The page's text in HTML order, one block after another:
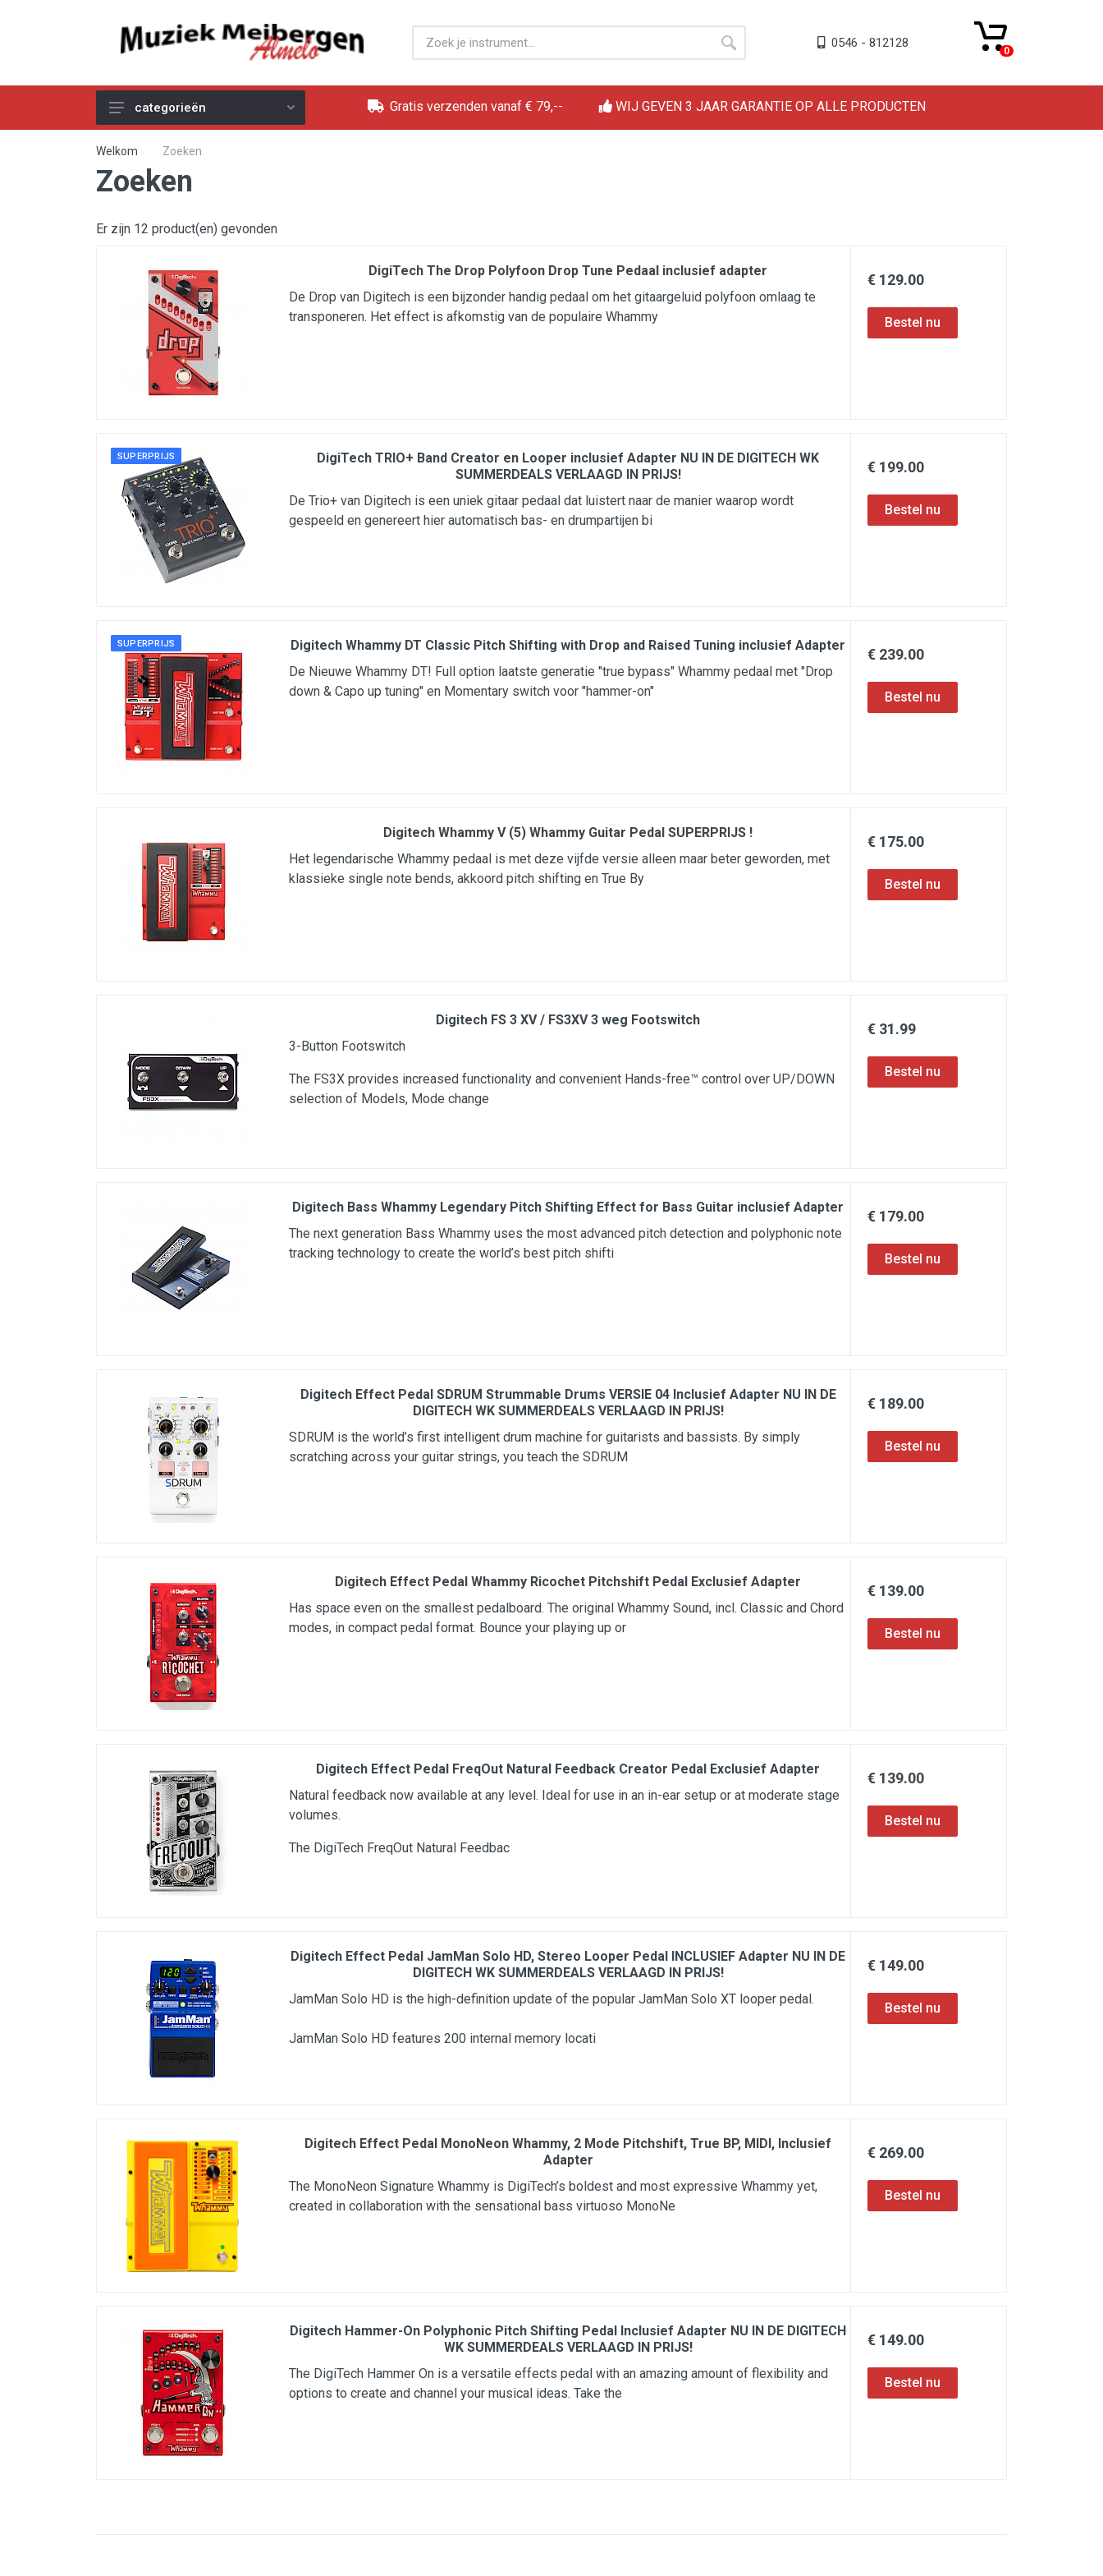
0546 - 812128
0
Akoestische Gitaren
Elektrische & Basgitaren
Gitaareffecten
Pro Audio
Snaren
Microfoons
DJ gear
Blaasinstrumenten
Algemeen & Overig
OPRUIMING VOT MET DEN
PRÖTTEL
categorieën Gratis verzenden vanaf € 79,-- WIJ GEVEN 3 JAAR GARANTIE OP ALLE PRODUCTEN
Welkom Zoeken
Zoeken
Er zijn 12 product(en) gevonden
DigiTech The Drop Polyfoon Drop Tune Pedaal inclusief adapter
De Drop van Digitech is een bijzonder handig pedaal om het gitaargeluid polyfoon omlaag te
transponeren. Het effect is afkomstig van de populaire Whammy
€ 129.00
SUPERPRIJS
DigiTech TRIO+ Band Creator en Looper inclusief Adapter NU IN DE DIGITECH WK
SUMMERDEALS VERLAAGD IN PRIJS!
De Trio+ van Digitech is een uniek gitaar pedaal dat luistert naar de manier waarop wordt
gespeeld en genereert hier automatisch bas- en drumpartijen bi
€ 199.00
SUPERPRIJS
Digitech Whammy DT Classic Pitch Shifting with Drop and Raised Tuning inclusief Adapter
De Nieuwe Whammy DT! Full option laatste generatie "true bypass" Whammy pedaal met "Drop
down & Capo up tuning" en Momentary switch voor "hammer-on"
€ 239.00
Digitech Whammy V (5) Whammy Guitar Pedal SUPERPRIJS !
Het legendarische Whammy pedaal is met deze vijfde versie alleen maar beter geworden, met
klassieke single note bends, akkoord pitch shifting en True By
€ 175.00
Digitech FS 3 XV / FS3XV 3 weg Footswitch
3-Button Footswitch
The FS3X provides increased functionality and convenient Hands-free™ control over UP/DOWN
selection of Models, Mode change
€ 31.99
Digitech Bass Whammy Legendary Pitch Shifting Effect for Bass Guitar inclusief Adapter
The next generation Bass Whammy uses the most advanced pitch detection and polyphonic note
tracking technology to create the world’s best pitch shifti
€ 179.00
Digitech Effect Pedal SDRUM Strummable Drums VERSIE 04 Inclusief Adapter NU IN DE
DIGITECH WK SUMMERDEALS VERLAAGD IN PRIJS!
SDRUM is the world’s first intelligent drum machine for guitarists and bassists. By simply
scratching across your guitar strings, you teach the SDRUM
€ 189.00
Digitech Effect Pedal Whammy Ricochet Pitchshift Pedal Exclusief Adapter
Has space even on the smallest pedalboard. The original Whammy Sound, incl. Classic and Chord
modes, in compact pedal format. Bounce your playing up or
€ 139.00
Digitech Effect Pedal FreqOut Natural Feedback Creator Pedal Exclusief Adapter
Natural feedback now available at any level. Ideal for use in an in-ear setup or at moderate stage
volumes.
The DigiTech FreqOut Natural Feedbac
€ 139.00
Digitech Effect Pedal JamMan Solo HD, Stereo Looper Pedal INCLUSIEF Adapter NU IN DE
DIGITECH WK SUMMERDEALS VERLAAGD IN PRIJS!
JamMan Solo HD is the high-definition update of the popular JamMan Solo XT looper pedal.
JamMan Solo HD features 200 internal memory locati
€ 149.00
Digitech Effect Pedal MonoNeon Whammy, 2 Mode Pitchshift, True BP, MIDI, Inclusief
Adapter
The MonoNeon Signature Whammy is DigiTech’s boldest and most expressive Whammy yet,
created in collaboration with the sensational bass virtuoso MonoNe
€ 269.00
Digitech Hammer-On Polyphonic Pitch Shifting Pedal Inclusief Adapter NU IN DE DIGITECH
WK SUMMERDEALS VERLAAGD IN PRIJS!
The DigiTech Hammer On is a versatile effects pedal with an amazing amount of flexibility and
options to create and channel your musical ideas. Take the
€ 149.00